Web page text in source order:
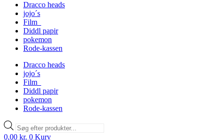
Dracco heads
jojo´s
Film
Diddl papir
pokemon
Rode-kassen
Dracco heads
jojo´s
Film
Diddl papir
pokemon
Rode-kassen
Products
search
0,00 kr. 0 Kurv